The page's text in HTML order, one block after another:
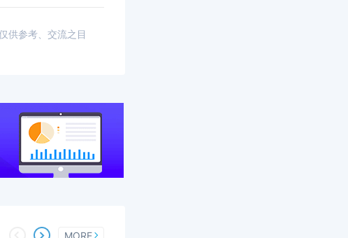
供参考、交流之目
MORE